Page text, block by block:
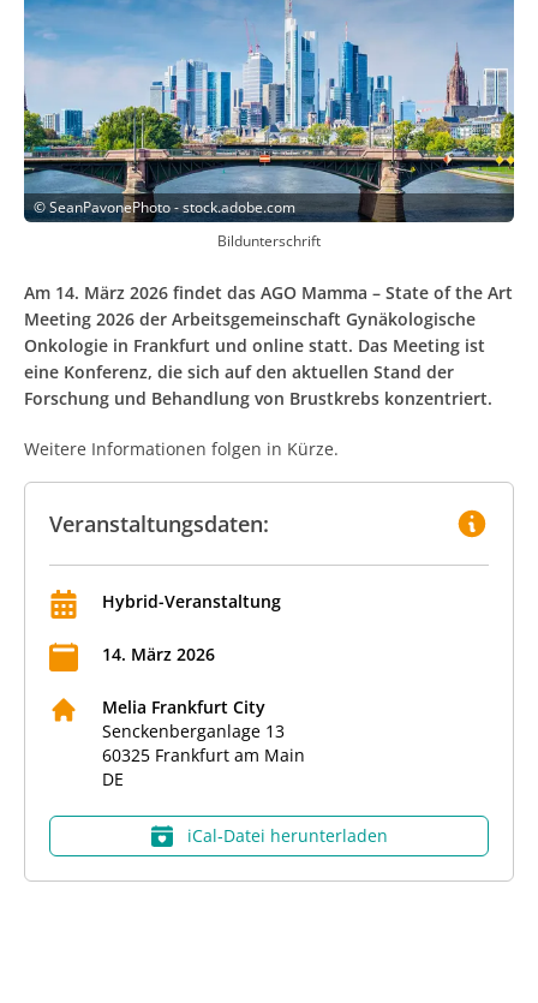
©SeanPavonePhoto - stock.adobe.com
Bildunterschrift
Veranstaltungsdaten:
Hybrid-Veranstaltung
14. März 2026
Melia Frankfurt City
Senckenberganlage 13
60325 Frankfurt am Main
DE
iCal‑Datei herunterladen
Am 14. März 2026 findet das AGO Mamma – State of the Art
Meeting 2026 der Arbeitsgemeinschaft Gynäkologische
Onkologie in Frankfurt und online statt. Das Meeting ist
eine Konferenz, die sich auf den aktuellen Stand der
Forschung und Behandlung von Brustkrebs konzentriert.
Weitere Informationen folgen in Kürze.